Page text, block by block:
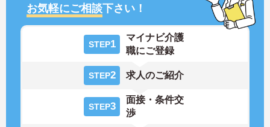
お気軽にご相談下さい！
STEP1
マイナビ介護
職にご登録
STEP2 求人のご紹介
STEP3
面接・条件交
渉